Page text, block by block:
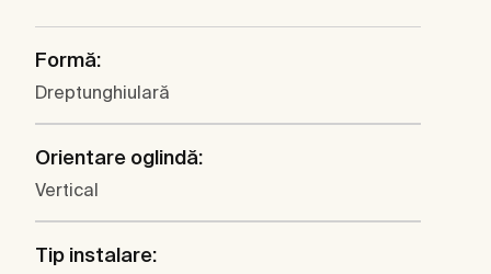
Formă:
Dreptunghiulară
Orientare oglindă:
Vertical
Tip instalare: